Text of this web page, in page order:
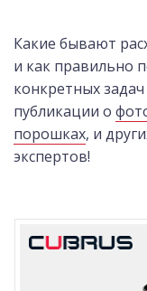
Какие бывают
и как правильно
конкретных
публикации о
порошках, и
экспертов!